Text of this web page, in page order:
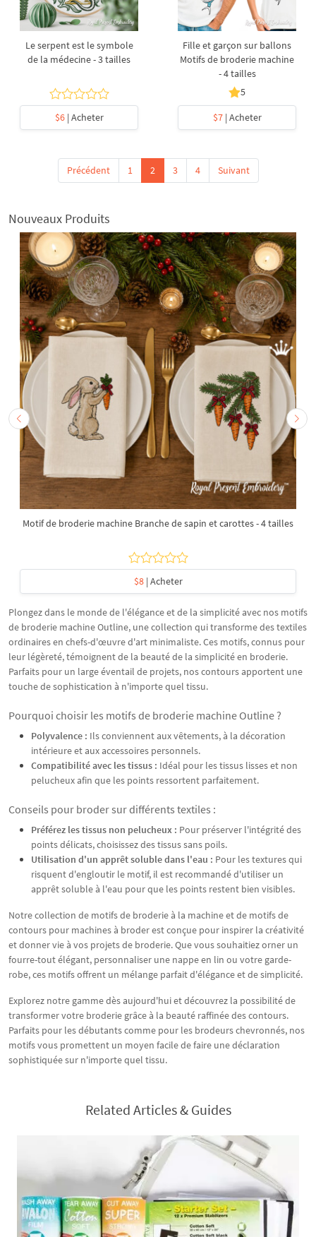
Le serpent est le symbole
de la médecine - 3 tailles
$6| Acheter
Fille et garçon sur ballons
Motifs de broderie machine
- 4 tailles
5
$7| Acheter
Précédent 1 2 3 4 Suivant
Nouveaux Produits
Motif de broderie machine Branche de sapin et carottes - 4 tailles
$8| Acheter
Plongez dans le monde de l'élégance et de la simplicité avec nos motifs
de broderie machine Outline, une collection qui transforme des textiles
ordinaires en chefs-d'œuvre d'art minimaliste. Ces motifs, connus pour
leur légèreté, témoignent de la beauté de la simplicité en broderie.
Parfaits pour un large éventail de projets, nos contours apportent une
touche de sophistication à n'importe quel tissu.
Pourquoi choisir les motifs de broderie machine Outline ?
Polyvalence : Ils conviennent aux vêtements, à la décoration
intérieure et aux accessoires personnels.
Compatibilité avec les tissus : Idéal pour les tissus lisses et non
pelucheux afin que les points ressortent parfaitement.
Conseils pour broder sur différents textiles :
Préférez les tissus non pelucheux : Pour préserver l'intégrité des
points délicats, choisissez des tissus sans poils.
Utilisation d'un apprêt soluble dans l'eau : Pour les textures qui
risquent d'engloutir le motif, il est recommandé d'utiliser un
apprêt soluble à l'eau pour que les points restent bien visibles.
Notre collection de motifs de broderie à la machine et de motifs de
contours pour machines à broder est conçue pour inspirer la créativité
et donner vie à vos projets de broderie. Que vous souhaitiez orner un
fourre-tout élégant, personnaliser une nappe en lin ou votre garde-
robe, ces motifs offrent un mélange parfait d'élégance et de simplicité.
Explorez notre gamme dès aujourd'hui et découvrez la possibilité de
transformer votre broderie grâce à la beauté raffinée des contours.
Parfaits pour les débutants comme pour les brodeurs chevronnés, nos
motifs vous promettent un moyen facile de faire une déclaration
sophistiquée sur n'importe quel tissu.
Related Articles & Guides